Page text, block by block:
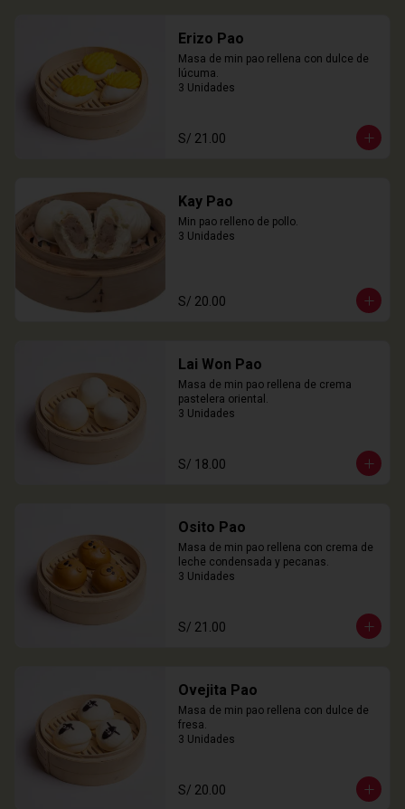
Erizo Pao
Masa de min pao rellena con dulce de
lúcuma.
3 Unidades
S/ 21.00
Kay Pao
Min pao relleno de pollo.
3 Unidades
S/ 20.00
Lai Won Pao
Masa de min pao rellena de crema
pastelera oriental.
3 Unidades
S/ 18.00
Osito Pao
Masa de min pao rellena con crema de
leche condensada y pecanas.
3 Unidades
S/ 21.00
Ovejita Pao
Masa de min pao rellena con dulce de
fresa.
3 Unidades
S/ 20.00